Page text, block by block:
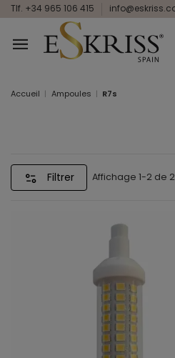
Tlf. +34 965 106 415
Accueil Ampoules R7s
Filtrer Affichage 1-2 de